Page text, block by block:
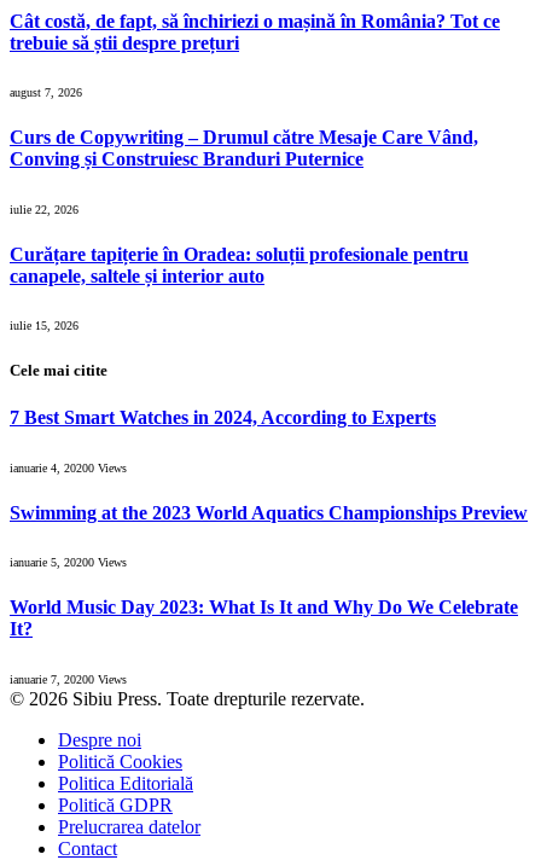
Cât costă, de fapt, să închiriezi o mașină în România? Tot ce
trebuie să știi despre prețuri
august 7, 2026
Curs de Copywriting – Drumul către Mesaje Care Vând,
Conving și Construiesc Branduri Puternice
iulie 22, 2026
Curățare tapițerie în Oradea: soluții profesionale pentru
canapele, saltele și interior auto
iulie 15, 2026
Cele mai citite
7 Best Smart Watches in 2024, According to Experts
ianuarie 4, 20200 Views
Swimming at the 2023 World Aquatics Championships Preview
ianuarie 5, 20200 Views
World Music Day 2023: What Is It and Why Do We Celebrate
It?
ianuarie 7, 20200 Views
© 2026 Sibiu Press. Toate drepturile rezervate.
Despre noi
Politică Cookies
Politica Editorială
Politică GDPR
Prelucrarea datelor
Contact